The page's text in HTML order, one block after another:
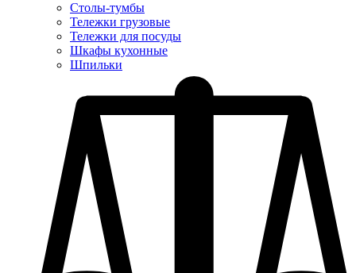
Столы-тумбы
Тележки грузовые
Тележки для посуды
Шкафы кухонные
Шпильки